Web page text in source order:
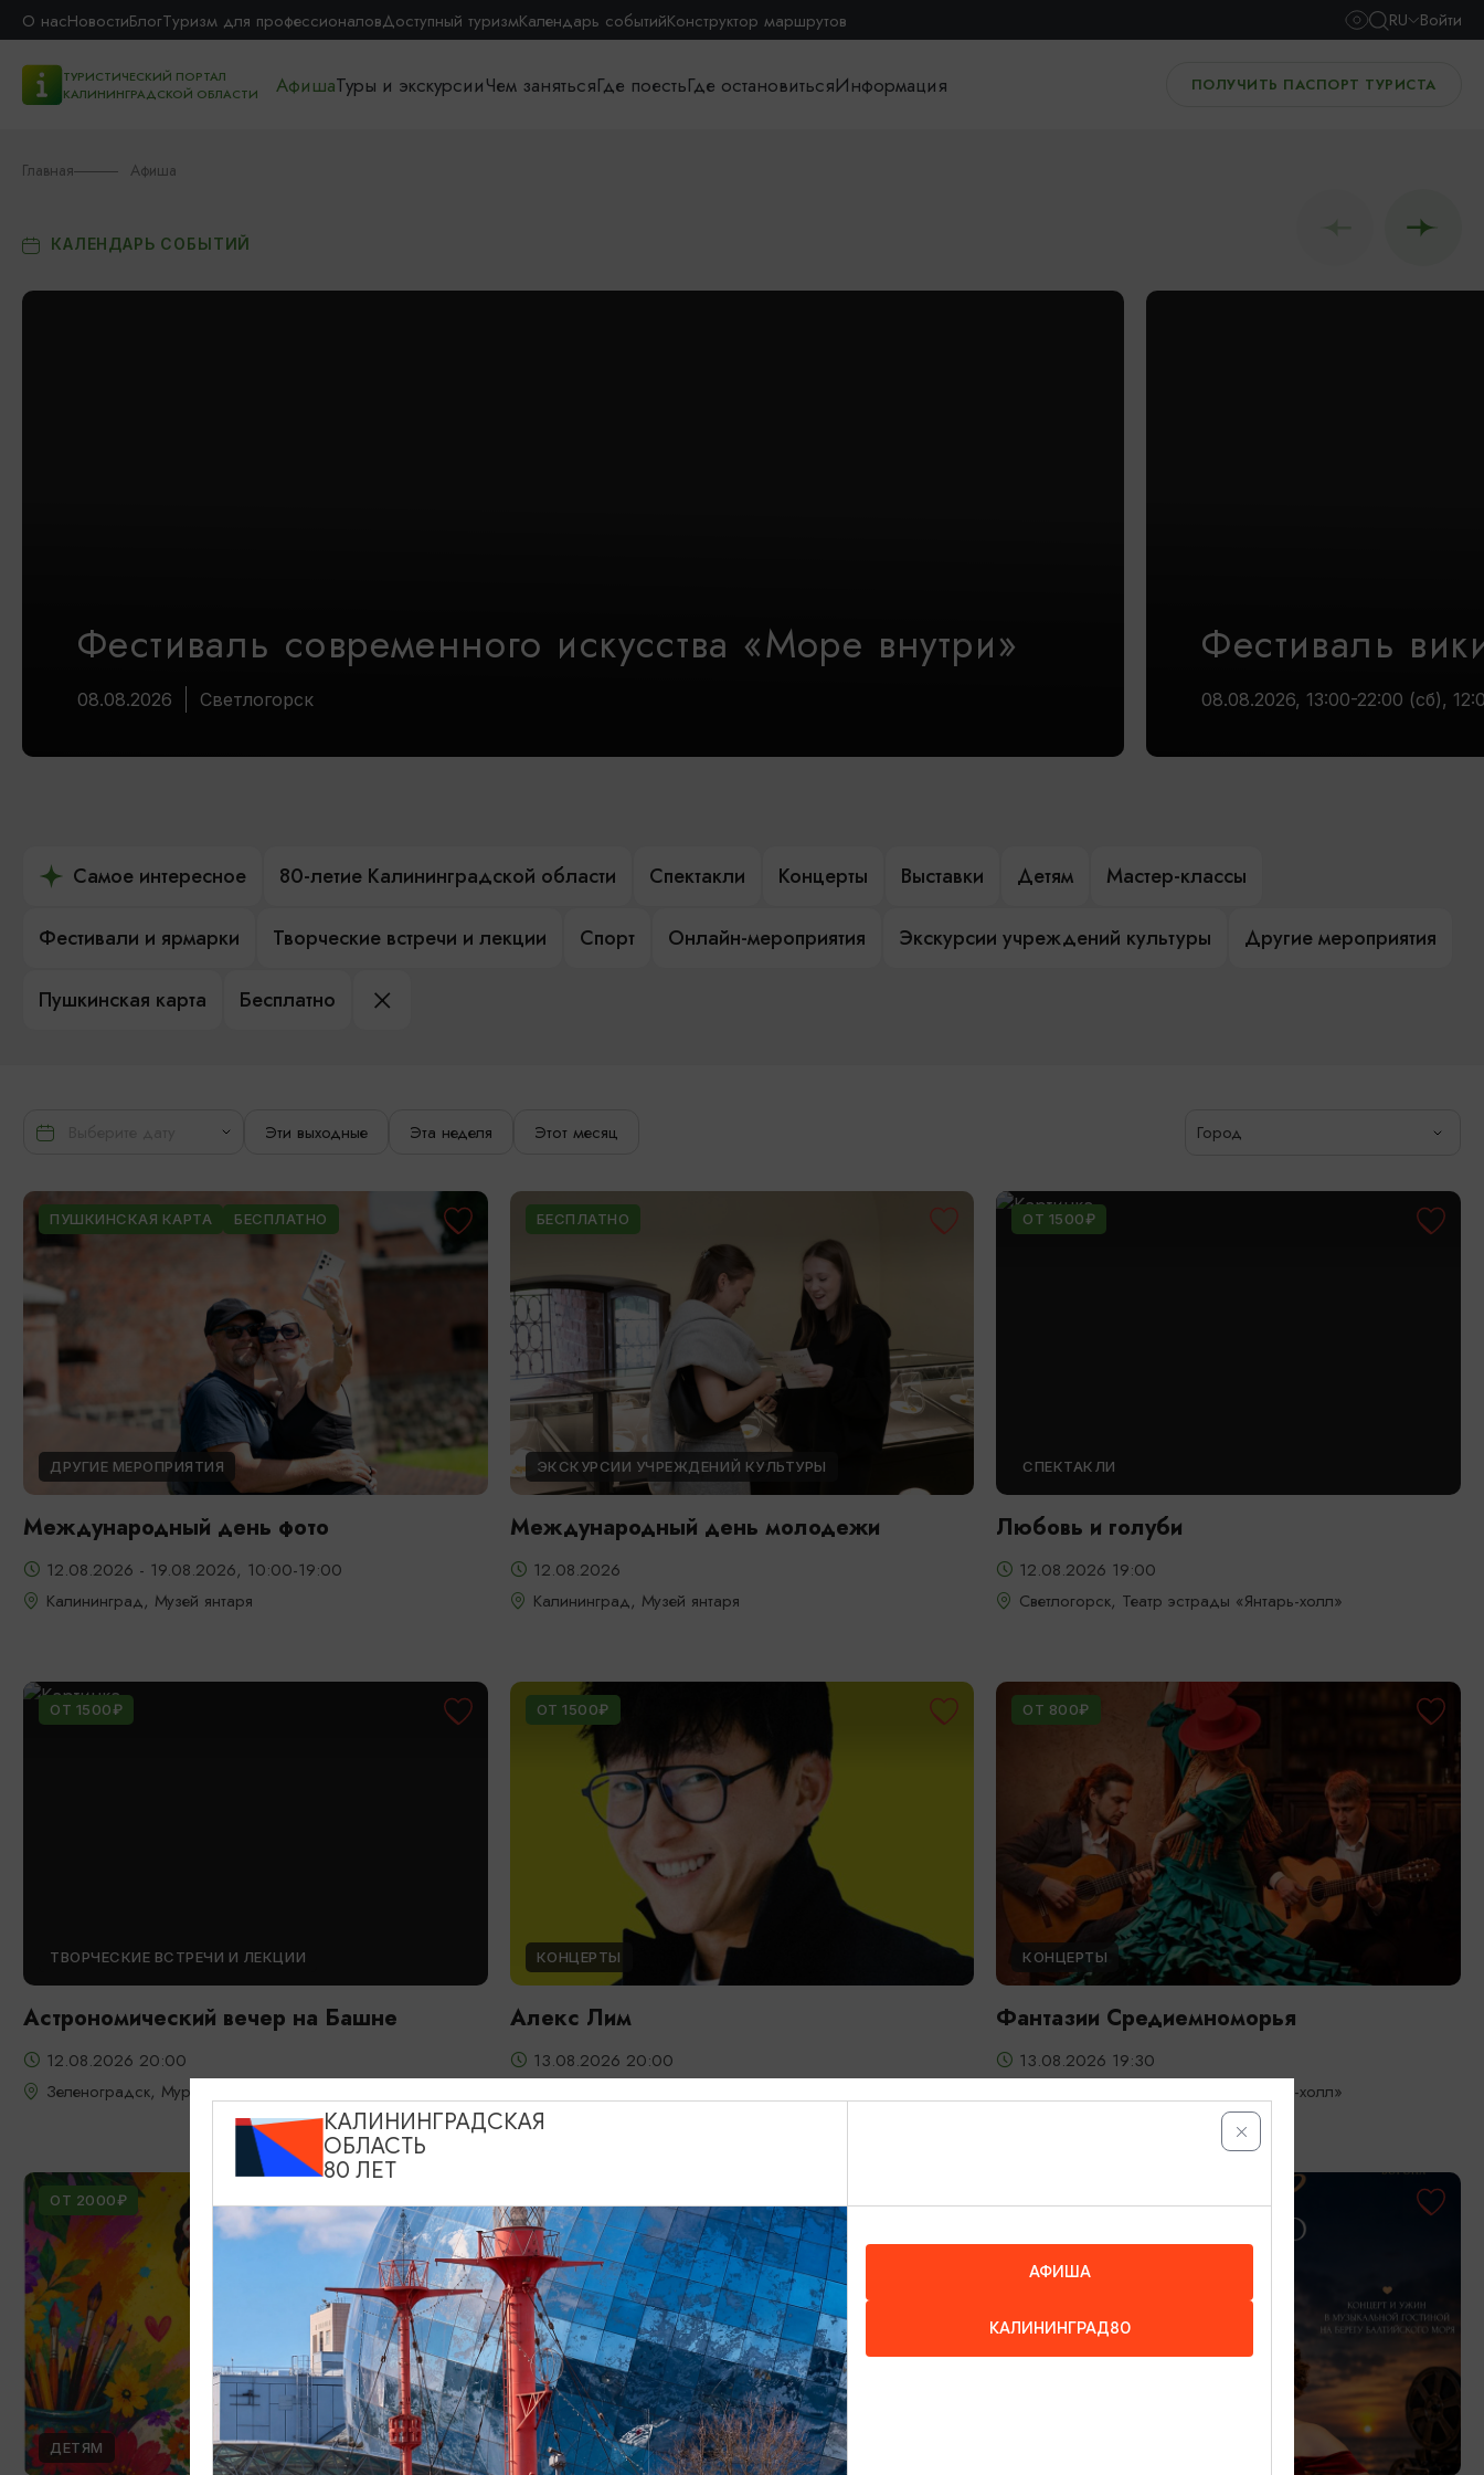
О насНовостиБлогТуризм для профессионаловДоступный туризмКалендарь событийКонструктор маршрутов RU Войти
ТУРИСТИЧЕСКИЙ ПОРТАЛ
КАЛИНИНГРАДСКОЙ ОБЛАСТИ
АфишаТуры и экскурсииЧем занятьсяГде поестьГде остановитьсяИнформация ПОЛУЧИТЬ ПАСПОРТ ТУРИСТА
Главная Афиша
КАЛЕНДАРЬ СОБЫТИЙ
Фестиваль современного искусства «Море внутри»
08.08.2026 Светлогорск
Фестиваль
08.08.2026, 13:00-22:00 (сб),
Самое интересное 80-летие Калининградской области Спектакли Концерты Выставки Детям Мастер-классы
Фестивали и ярмарки Творческие встречи и лекции Спорт Онлайн-мероприятия Экскурсии учреждений культуры Другие мероприятия
Пушкинская карта Бесплатно
Эти выходные Эта неделя Этот месяц Город
ПУШКИНСКАЯ КАРТА БЕСПЛАТНО
ДРУГИЕ МЕРОПРИЯТИЯ
Международный день фото
12.08.2026 - 19.08.2026, 10:00-19:00
Калининград, Музей янтаря
БЕСПЛАТНО
ЭКСКУРСИИ УЧРЕЖДЕНИЙ КУЛЬТУРЫ
Международный день молодежи
12.08.2026
Калининград, Музей янтаря
ОТ 1500₽
СПЕКТАКЛИ
Любовь и голуби
12.08.2026 19:00
Светлогорск, Театр эстрады «Янтарь-холл»
ОТ 1500₽
ТВОРЧЕСКИЕ ВСТРЕЧИ И ЛЕКЦИИ
Астрономический вечер на Башне
12.08.2026 20:00
Зеленоградск, Мурариум
ОТ 1500₽
КОНЦЕРТЫ
Алекс Лим
13.08.2026 20:00
ОТ 800₽
КОНЦЕРТЫ
Фантазии Средиемноморья
13.08.2026 19:30
Светлогорск, Театр эстрады «Янтарь-холл»
ОТ 2000₽
ДЕТЯМ ДЕТЯМ
КАЛИНИНГРАДСКАЯ
ОБЛАСТЬ
80 ЛЕТ
АФИША
КАЛИНИНГРАД80